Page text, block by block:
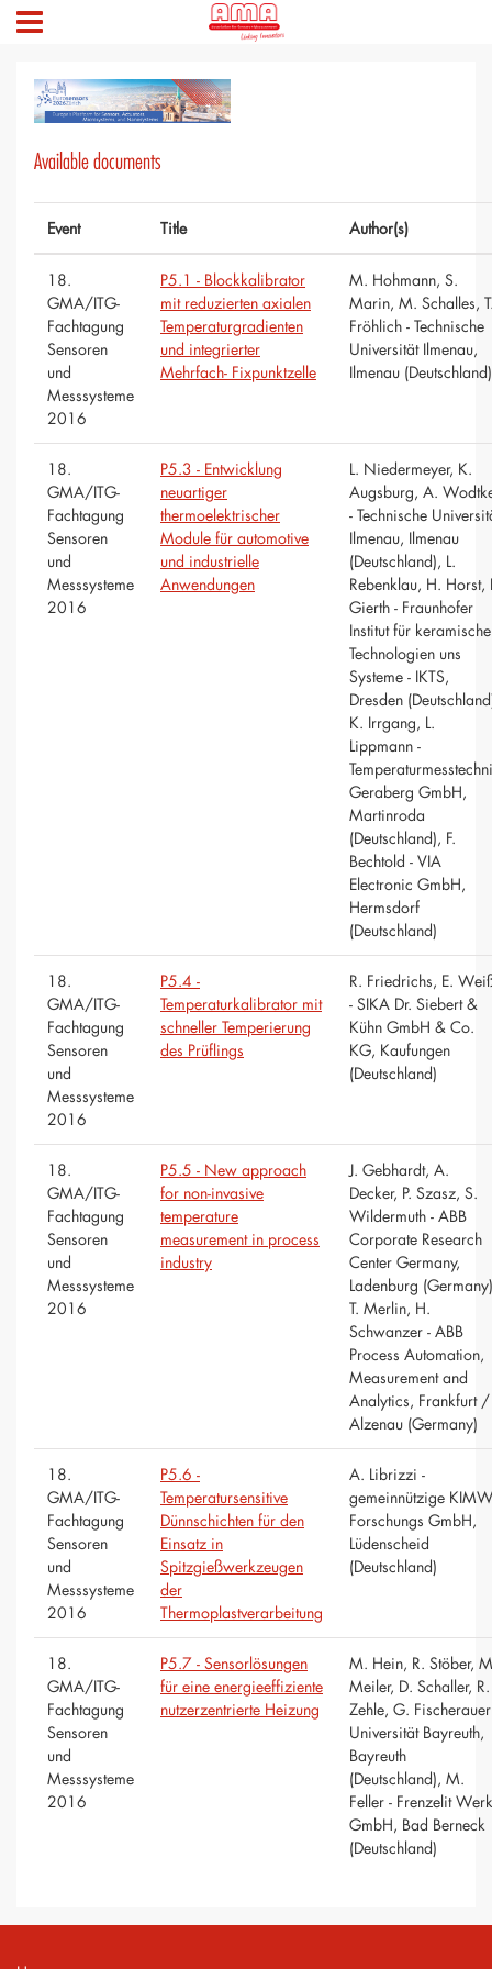
Available documents
Event Title Author(s)
18.
GMA/ITG-
Fachtagung
Sensoren
und
Messsysteme
2016
P5.1 - Blockkalibrator
mit reduzierten axialen
Temperaturgradienten
und integrierter
Mehrfach- Fixpunktzelle
M. Hohmann, S.
Marin, M. Schalles,
Fröhlich - Technische
Universität Ilmenau,
Ilmenau (Deutschland)
18.
GMA/ITG-
Fachtagung
Sensoren
und
Messsysteme
2016
P5.3 - Entwicklung
neuartiger
thermoelektrischer
Module für automotive
und industrielle
Anwendungen
L. Niedermeyer, K.
Augsburg, A.
- Technische
Ilmenau, Ilmenau
(Deutschland), L.
Rebenklau, H. Horst,
Gierth - Fraunhofer
Institut für keramische
Technologien uns
Systeme - IKTS,
Dresden
K. Irrgang, L.
Lippmann -
Geraberg GmbH,
Martinroda
(Deutschland), F.
Bechtold - VIA
Electronic GmbH,
Hermsdorf
(Deutschland)
18.
GMA/ITG-
Fachtagung
Sensoren
und
Messsysteme
2016
P5.4 -
Temperaturkalibrator mit
schneller Temperierung
des Prüflings
R. Friedrichs, E.
- SIKA Dr. Siebert &
Kühn GmbH & Co.
KG, Kaufungen
(Deutschland)
18.
GMA/ITG-
Fachtagung
Sensoren
und
Messsysteme
2016
P5.5 - New approach
for non-invasive
temperature
measurement in process
industry
J. Gebhardt, A.
Decker, P. Szasz, S.
Wildermuth - ABB
Corporate Research
Center Germany,
Ladenburg
T. Merlin, H.
Schwanzer - ABB
Process Automation,
Measurement and
Analytics, Frankfurt /
Alzenau (Germany)
18.
GMA/ITG-
Fachtagung
Sensoren
und
Messsysteme
2016
P5.6 -
Temperatursensitive
Dünnschichten für den
Einsatz in
Spitzgießwerkzeugen
der
Thermoplastverarbeitung
A. Librizzi -
gemeinnützige KIMW
Forschungs GmbH,
Lüdenscheid
(Deutschland)
18.
GMA/ITG-
Fachtagung
Sensoren
und
Messsysteme
2016
P5.7 - Sensorlösungen
für eine energieeffiziente
nutzerzentrierte Heizung
M. Hein, R. Stöber,
Meiler, D. Schaller, R.
Zehle, G.
Universität Bayreuth,
Bayreuth
(Deutschland), M.
Feller - Frenzelit
GmbH, Bad Berneck
(Deutschland)